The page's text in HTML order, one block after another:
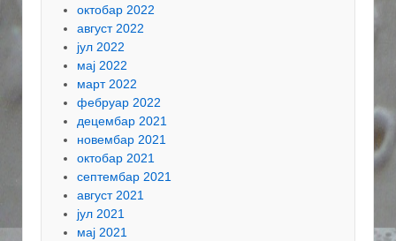
октобар 2022
август 2022
јул 2022
мај 2022
март 2022
фебруар 2022
децембар 2021
новембар 2021
октобар 2021
септембар 2021
август 2021
јул 2021
мај 2021